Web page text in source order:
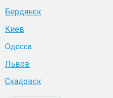
Бердянск
Киев
Одесса
Львов
Скадовск